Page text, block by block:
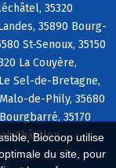
Biocoop utilise
du site, pour
35320
35890 Bourg-
St-Senoux, 35150
La Couyère,
Sel-de-Bretagne,
de-Phily, 35680
35170
Châtillon